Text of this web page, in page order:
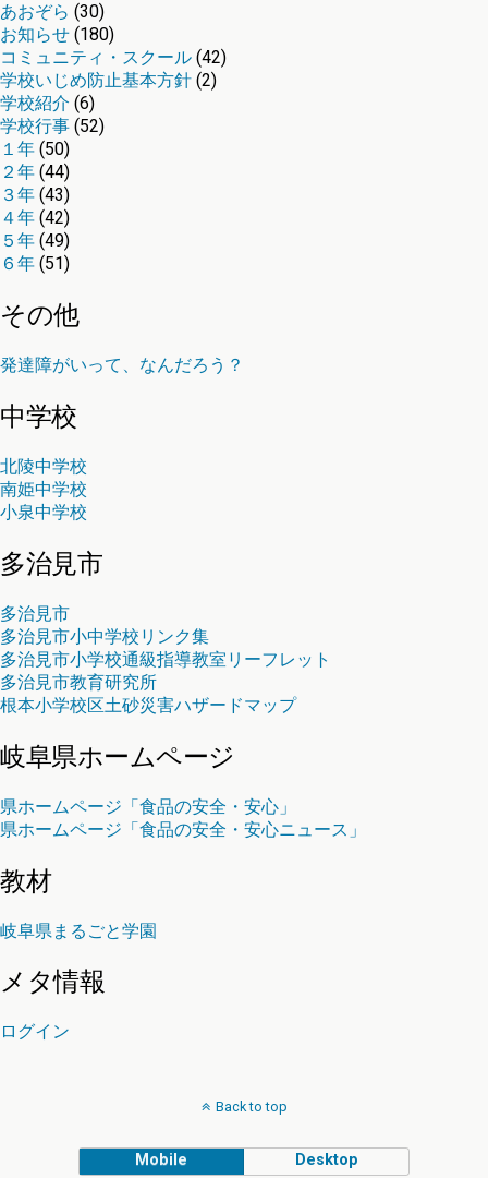
あおぞら (30)
お知らせ (180)
コミュニティ・スクール (42)
学校いじめ防止基本方針 (2)
学校紹介 (6)
学校行事 (52)
１年 (50)
２年 (44)
３年 (43)
４年 (42)
５年 (49)
６年 (51)
その他
発達障がいって、なんだろう？
中学校
北陵中学校
南姫中学校
小泉中学校
多治見市
多治見市
多治見市小中学校リンク集
多治見市小学校通級指導教室リーフレット
多治見市教育研究所
根本小学校区土砂災害ハザードマップ
岐阜県ホームページ
県ホームページ「食品の安全・安心」
県ホームページ「食品の安全・安心ニュース」
教材
岐阜県まるごと学園
メタ情報
ログイン
Back to top
Mobile Desktop